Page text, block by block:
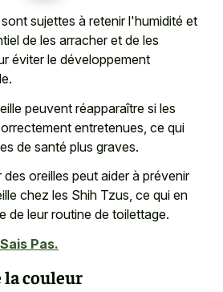
sujettes à retenir l'humidité et
de les arracher et de les
éviter le développement
peuvent réapparaître si les
entretenues, ce qui
de santé plus graves.
oreilles peut aider à prévenir
chez les Shih Tzus, ce qui en
de leur routine de toilettage.
Pas.
la couleur